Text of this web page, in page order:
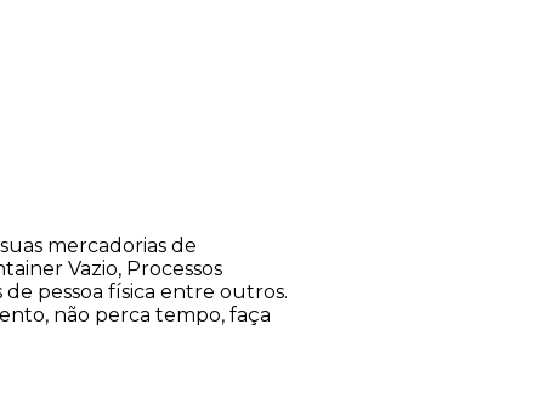
mercadorias de
Vazio, Processos
de pessoa física entre outros.
não perca tempo, faça